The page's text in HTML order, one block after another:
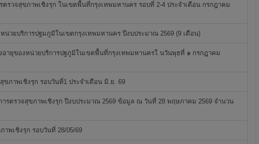
รวจสุขภาพเชิงรุก ในเขตพื้นที่กรุงเทพมหานคร รอบที่ 2-4 ประจำเดือน กรกฎาคม
น่วยบริการปฐมภูมิในเขตกรุงเทพมหานคร ปีงบประมาณ 2569 (9 เดือน)
ายุของหน่วยบริการปฐภูมิในเขตพื้นที่กรุงเทพมหานครใ นวันพุธที่ ๑ กรกฎาคม
ภาพเชิงรุก รอบวันที่1 ประจำเดือน มิ.ย. 69
รตรวจสุขภาพเชิงรุก ปีงบประมาณ 2569 ข้อมูล ณ วันที่ 28 พฤษภาคม 2569 จำนวน
พเชิงรุก รอบวันที่ 28/05/69